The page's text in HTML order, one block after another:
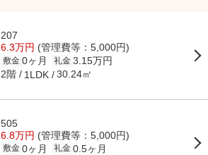
207
6.3万円 (管理費等：5,000円)
敷金 0ヶ月 礼金 3.15万円
2階 1LDK 30.24㎡
505
6.8万円 (管理費等：5,000円)
敷金 0ヶ月 礼金 0.5ヶ月